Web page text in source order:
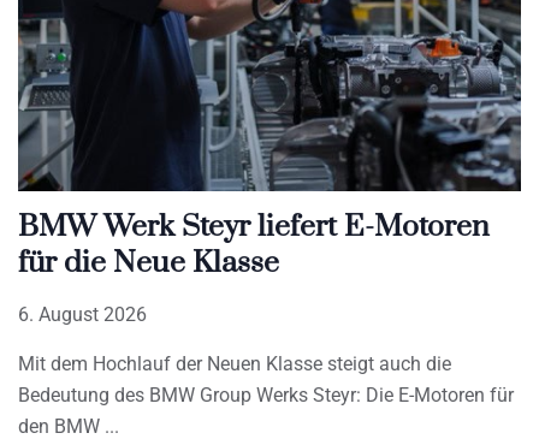
BMW Werk Steyr liefert E-Motoren
für die Neue Klasse
6. August 2026
Mit dem Hochlauf der Neuen Klasse steigt auch die
Bedeutung des BMW Group Werks Steyr: Die E-Motoren für
den BMW